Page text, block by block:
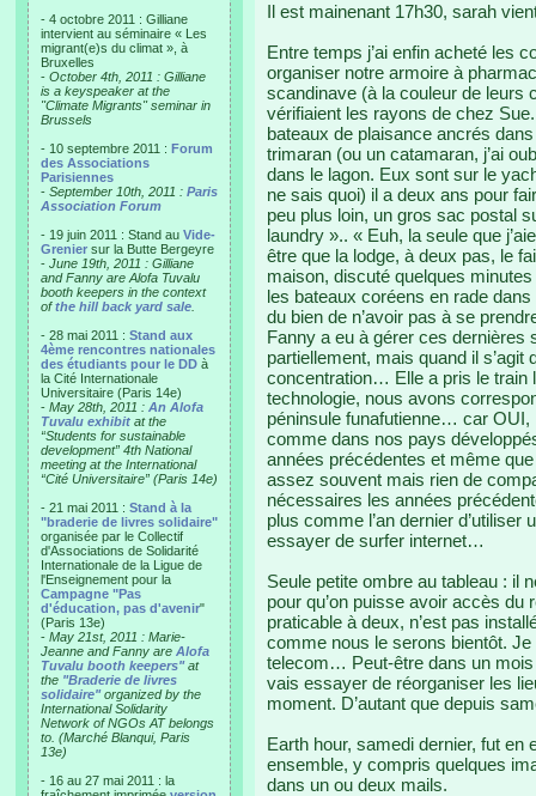
- 4 octobre 2011 : Gilliane
intervient au séminaire « Les
migrant(e)s du climat », à
Bruxelles
- October 4th, 2011 : Gilliane
is a keyspeaker at the
"Climate Migrants" seminar in
Brussels
- 10 septembre 2011 : Forum
des Associations
Parisiennes
- September 10th, 2011 : Paris
Association Forum
- 19 juin 2011 : Stand au Vide-
Grenier sur la Butte Bergeyre
- June 19th, 2011 : Gilliane
and Fanny are Alofa Tuvalu
booth keepers in the context
ofthe hill back yard sale
- 28 mai 2011 : Stand aux
4ème rencontres nationales
des étudiants pour le DD à
la Cité Internationale
Universitaire (Paris 14e)
- May 28th, 2011 : An Alofa
Tuvalu exhibit at the
“Students for sustainable
development” 4th National
meeting at the International
“Cité Universitaire” (Paris 14e)
- 21 mai 2011 : Stand à la
"braderie de livres solidaire"
organisée par le Collectif
d'Associations de Solidarité
Internationale de la Ligue de
l'Enseignement pour la
Campagne "Pas
d'éducation, pas d'avenir"
(Paris 13e)
- May 21st, 2011 : Marie-
Jeanne and Fanny are Alofa
Tuvalu booth keepers"at
the "Braderie de livres
solidaire"organized by the
International Solidarity
Network of NGOs AT belongs
to. (Marché Blanqui, Paris
13e)
- 16 au 27 mai 2011 : la
Il est mainenant 17h30, sarah
Entre temps j’ai enfin acheté les
organiser notre armoire à
scandinave (à la couleur de leurs
vérifiaient les rayons de chez
bateaux de plaisance ancrés
trimaran (ou un catamaran, j’ai
dans le lagon. Eux sont sur le
ne sais quoi) il a deux ans pour
peu plus loin, un gros sac postal
laundry ».. « Euh, la seule que
être que la lodge, à deux pas, le
maison, discuté quelques
les bateaux coréens en rade
du bien de n’avoir pas à se
Fanny a eu à gérer ces dernières
partiellement, mais quand il
concentration… Elle a pris le train
technologie, nous avons
péninsule funafutienne… car OUI,
comme dans nos pays
années précédentes et même
assez souvent mais rien de
nécessaires les années
plus comme l’an dernier
essayer de surfer internet…
Seule petite ombre au tableau : il
pour qu’on puisse avoir accès
praticable à deux, n’est pas
comme nous le serons bientôt.
telecom… Peut-être dans un mois
vais essayer de réorganiser les
moment. D’autant que depuis
Earth hour, samedi dernier, fut en
ensemble, y compris quelques
dans un ou deux mails.